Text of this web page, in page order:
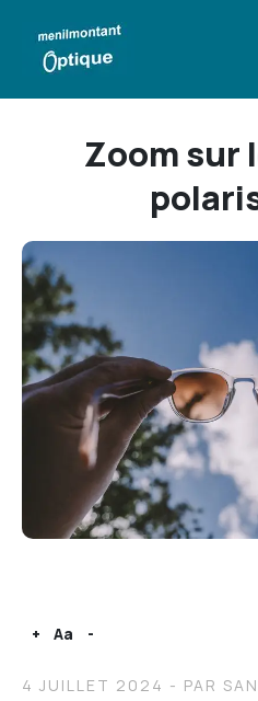
Zoom sur
4 JUILLET 2024 - PAR
+ Aa -